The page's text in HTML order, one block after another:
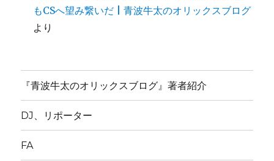
もCSへ望み繋いだ | 青波牛太のオリックスブログ
より
『青波牛太のオリックスブログ』著者紹介
DJ、リポーター
FA